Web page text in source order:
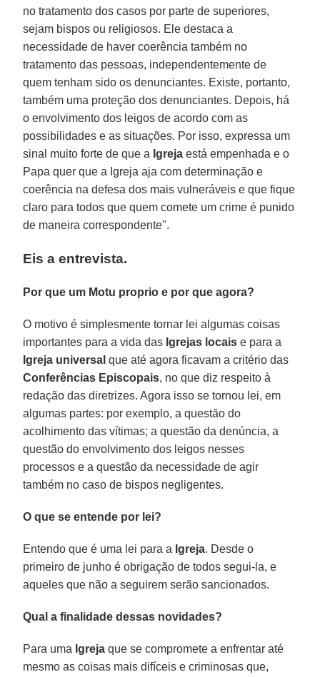
no tratamento dos casos por parte de superiores,
sejam bispos ou religiosos. Ele destaca a
necessidade de haver coerência também no
tratamento das pessoas, independentemente de
quem tenham sido os denunciantes. Existe, portanto,
também uma proteção dos denunciantes. Depois, há
o envolvimento dos leigos de acordo com as
possibilidades e as situações. Por isso, expressa um
sinal muito forte de que a Igrejaestá empenhada e o
Papa quer que a Igreja aja com determinação e
coerência na defesa dos mais vulneráveis ​​e que fique
claro para todos que quem comete um crime é punido
de maneira correspondente".
Eis a entrevista.
Por que um Motu proprio e por que agora?
O motivo é simplesmente tornar lei algumas coisas
importantes para a vida das Igrejas locais e para a
Igreja universal que até agora ficavam a critério das
Conferências Episcopais, no que diz respeito à
redação das diretrizes. Agora isso se tornou lei, em
algumas partes: por exemplo, a questão do
acolhimento das vítimas; a questão da denúncia, a
questão do envolvimento dos leigos nesses
processos e a questão da necessidade de agir
também no caso de bispos negligentes.
O que se entende por lei?
Entendo que é uma lei para a Igreja. Desde o
primeiro de junho é obrigação de todos segui-la, e
aqueles que não a seguirem serão sancionados.
Qual a finalidade dessas novidades?
Para uma Igreja que se compromete a enfrentar até
mesmo as coisas mais difíceis e criminosas que,